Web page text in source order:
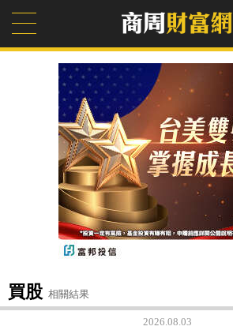
買股 相關結果
2026.08.03